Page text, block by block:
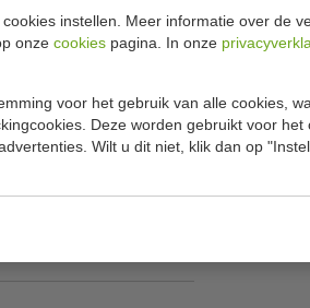
instellen. Meer informatie over de
onze cookies pagina. In onze
voor het gebruik van alle cookies,
Deze worden gebruikt voor het
Wilt u dit niet, klik dan op
Deze snijplanken zijn
Afmeting
Materiaal
Kleur